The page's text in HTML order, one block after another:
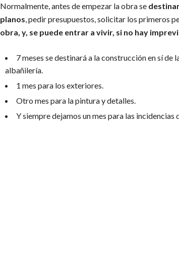
Normalmente, antes de empezar la obra se
planos, pedir presupuestos, solicitar los primeros
obra, y, se puede entrar a vivir, si no hay
7 meses se destinará a la construcción en sí de
albañilería.
1 mes para los exteriores.
Otro mes para la pintura y detalles.
Y siempre dejamos un mes para las incidencias